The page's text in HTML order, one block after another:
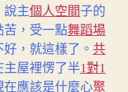
說主個人空間 子的
苦，受一點舞蹈場
，就這樣了。 共
屋裡愣了半1對1
在應該是什麼心聚